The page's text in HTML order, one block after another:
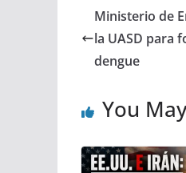
Ministerio de
la UASD para
dengue
You